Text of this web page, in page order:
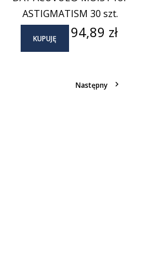
ASTIGMATISM 30 szt.
KUPUJĘ Cena
94,89 zł
Następny 